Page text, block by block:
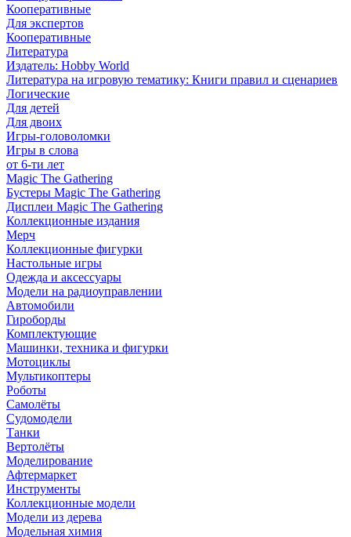
Кооперативные
Для экспертов
Кооперативные
Литература
Издатель: Hobby World
Литература на игровую тематику: Книги правил и сценариев
Логические
Для детей
Для двоих
Игры-головоломки
Игры в слова
от 6-ти лет
Magic The Gathering
Бустеры Magic The Gathering
Дисплеи Magic The Gathering
Коллекционные издания
Мерч
Коллекционные фигурки
Настольные игры
Одежда и аксессуары
Модели на радиоуправлении
Автомобили
Гироборды
Комплектующие
Машинки, техника и фигурки
Мотоциклы
Мультикоптеры
Роботы
Самолёты
Судомодели
Танки
Вертолёты
Моделирование
Афтермаркет
Инструменты
Коллекционные модели
Модели из дерева
Модельная химия